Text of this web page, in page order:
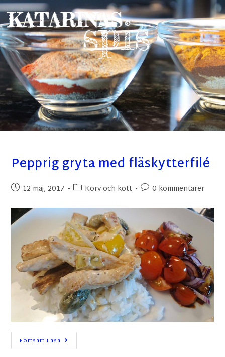
Pepprig gryta med fläskytterfilé
12 maj, 2017 Korv och kött 0 kommentarer
Fortsätt Läsa